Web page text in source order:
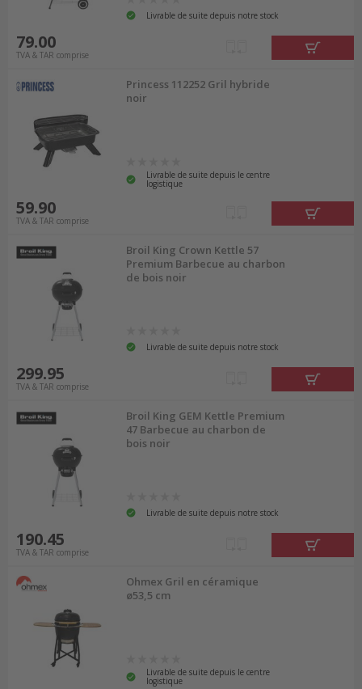
Livrable de suite depuis notre stock
79.00
TVA & TAR comprise
Princess 112252 Gril hybride
noir
Livrable de suite depuis le centre
logistique
59.90
TVA & TAR comprise
Broil King Crown Kettle 57
Premium Barbecue au charbon
de bois noir
Livrable de suite depuis notre stock
299.95
TVA & TAR comprise
Broil King GEM Kettle Premium
47 Barbecue au charbon de
bois noir
Livrable de suite depuis notre stock
190.45
TVA & TAR comprise
Ohmex Gril en céramique
ø53,5 cm
Livrable de suite depuis le centre
logistique